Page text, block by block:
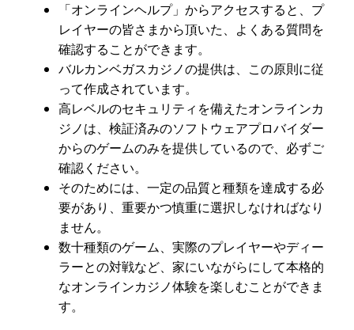
「オンラインヘルプ」からアクセスすると、プ
レイヤーの皆さまから頂いた、よくある質問を
確認することができます。
バルカンベガスカジノの提供は、この原則に従
って作成されています。
高レベルのセキュリティを備えたオンラインカ
ジノは、検証済みのソフトウェアプロバイダー
からのゲームのみを提供しているので、必ずご
確認ください。
そのためには、一定の品質と種類を達成する必
要があり、重要かつ慎重に選択しなければなり
ません。
数十種類のゲーム、実際のプレイヤーやディー
ラーとの対戦など、家にいながらにして本格的
なオンラインカジノ体験を楽しむことができま
す。